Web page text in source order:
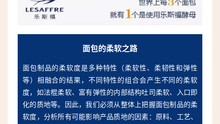
面包的柔软之路
面包制品的柔软度是多种特性（柔软性、柔韧性和弹性
等）相融合的结果，不同特性的组合会产生不同的柔软
度，如法棍柔软、富有弹性的内部结构吐司柔软、入口即
化的质地等。因此，我们必须从整体上把握面包制品的柔
软度，分析所有可能影响产品质地的因素：原料、工艺、